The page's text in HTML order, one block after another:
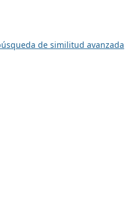
de similitud avanzada